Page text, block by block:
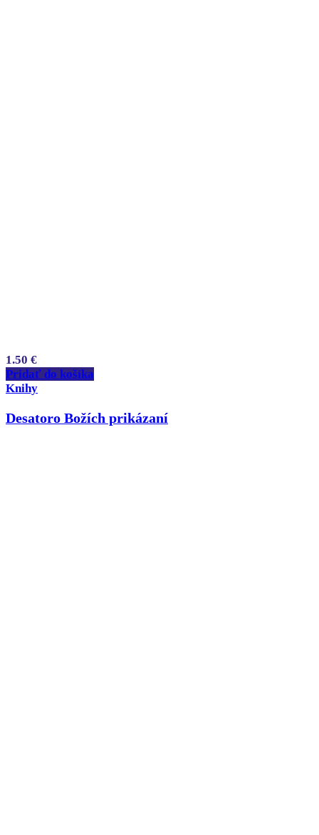
1.50 €
Pridať do košíka
Knihy
Desatoro Božích prikázaní